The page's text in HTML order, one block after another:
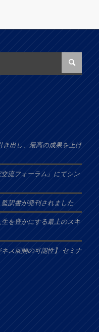
き出し、最高の成果を上げ
流フォーラム』にてシン
監訳書が発刊されました
を豊かにする最上のスキ
ス展開の可能性】 セミナ